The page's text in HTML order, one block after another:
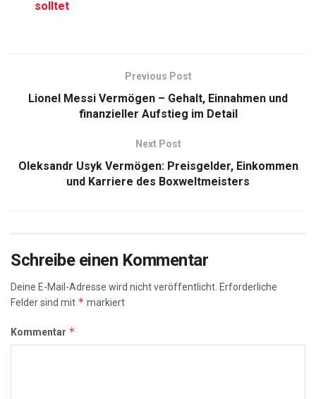
solltet
Previous Post
Lionel Messi Vermögen – Gehalt, Einnahmen und
finanzieller Aufstieg im Detail
Next Post
Oleksandr Usyk Vermögen: Preisgelder, Einkommen
und Karriere des Boxweltmeisters
Schreibe einen Kommentar
Deine E-Mail-Adresse wird nicht veröffentlicht. Erforderliche
Felder sind mit * markiert
Kommentar *